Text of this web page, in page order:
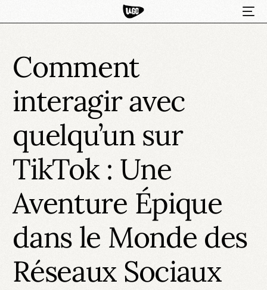
Comment
interagir avec
quelqu’un sur
TikTok : Une
Aventure Épique
dans le Monde des
Réseaux Sociaux
HOT